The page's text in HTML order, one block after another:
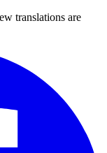
translations are